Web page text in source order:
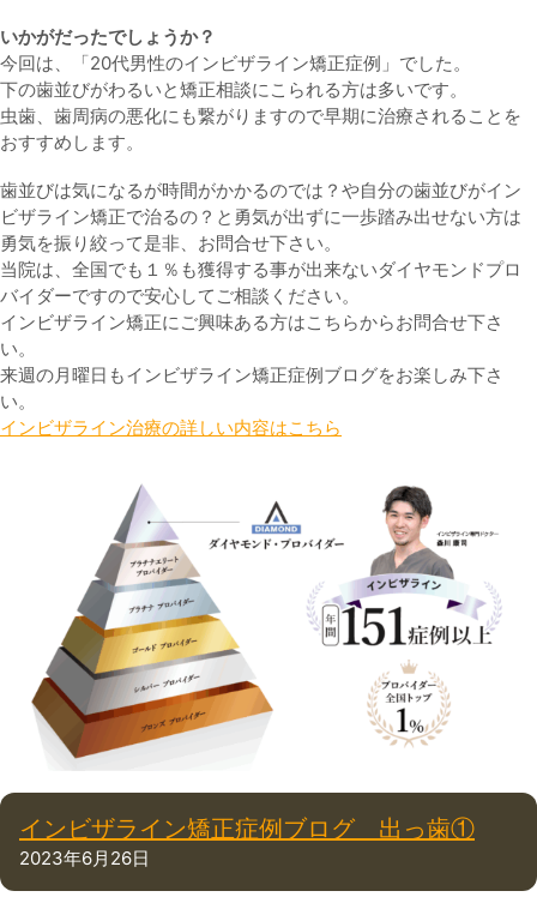
いかがだったでしょうか？
今回は、「20代男性のインビザライン矯正症例」でした。
下の歯並びがわるいと矯正相談にこられる方は多いです。
虫歯、歯周病の悪化にも繋がりますので早期に治療されることを
おすすめします。
歯並びは気になるが時間がかかるのでは？や自分の歯並びがイン
ビザライン矯正で治るの？と勇気が出ずに一歩踏み出せない方は
勇気を振り絞って是非、お問合せ下さい。
当院は、全国でも１％も獲得する事が出来ないダイヤモンドプロ
バイダーですので安心してご相談ください。
インビザライン矯正にご興味ある方はこちらからお問合せ下さ
い。
来週の月曜日もインビザライン矯正症例ブログをお楽しみ下さ
い。
インビザライン治療の詳しい内容はこちら
インビザライン矯正症例ブログ 出っ歯①
2023年6月26日